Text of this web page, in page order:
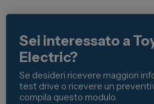
Telefono Vendita
Telefono Officina
Email
Sei interessato a
Electric?
Se desideri ricevere maggiori
test drive o ricevere un
compila questo modulo.